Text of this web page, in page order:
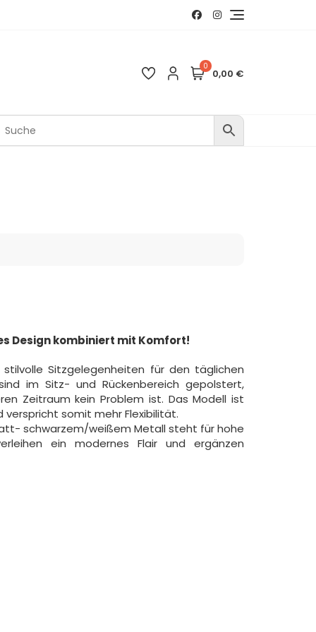
0
0,00 €
Design kombiniert mit Komfort!
Sitzgelegenheiten für den täglichen
im Sitz- und Rückenbereich gepolstert,
Zeitraum kein Problem ist. Das Modell ist
verspricht somit mehr Flexibilität.
schwarzem/weißem Metall steht für hohe
ein modernes Flair und ergänzen